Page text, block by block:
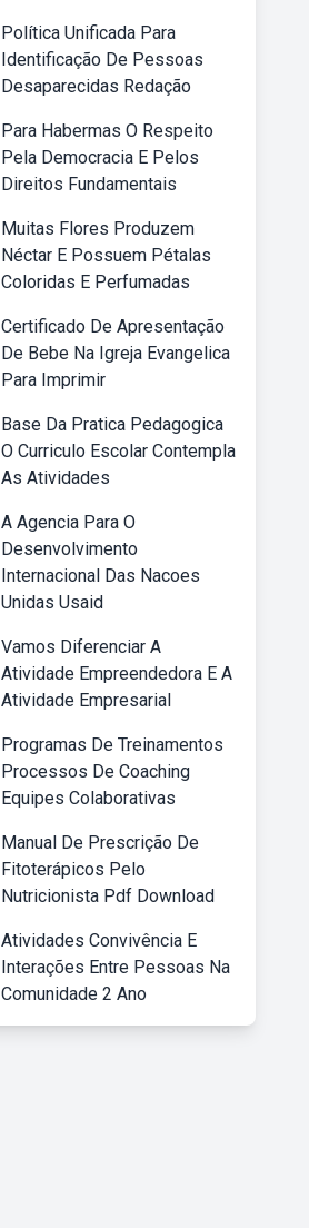
Política Unificada Para
Identificação De Pessoas
Desaparecidas Redação
Para Habermas O Respeito
Pela Democracia E Pelos
Direitos Fundamentais
Muitas Flores Produzem
Néctar E Possuem Pétalas
Coloridas E Perfumadas
Certificado De Apresentação
De Bebe Na Igreja Evangelica
Para Imprimir
Base Da Pratica Pedagogica
O Curriculo Escolar Contempla
As Atividades
A Agencia Para O
Desenvolvimento
Internacional Das Nacoes
Unidas Usaid
Vamos Diferenciar A
Atividade Empreendedora E A
Atividade Empresarial
Programas De Treinamentos
Processos De Coaching
Equipes Colaborativas
Manual De Prescrição De
Fitoterápicos Pelo
Nutricionista Pdf Download
Atividades Convivência E
Interações Entre Pessoas Na
Comunidade 2 Ano